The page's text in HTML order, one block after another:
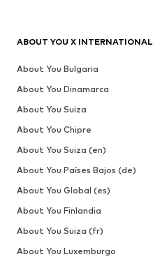
ABOUT YOU X INTERNATIONAL
About You Bulgaria
About You Dinamarca
About You Suiza
About You Chipre
About You Suiza (en)
About You Países Bajos (de)
About You Global (es)
About You Finlandia
About You Suiza (fr)
About You Luxemburgo